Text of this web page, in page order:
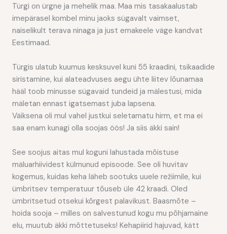
Türgi on ürgne ja mehelik maa. Maa mis tasakaalustab
imepärasel kombel minu jaoks sügavalt vaimset,
naiselikult terava ninaga ja just emakeele väge kandvat
Eestimaad.
Türgis ulatub kuumus kesksuvel kuni 55 kraadini, tsikaadide
siristamine, kui alateadvuses aegu ühte liitev lõunamaa
hääl toob minusse sügavaid tundeid ja mälestusi, mida
mäletan ennast igatsemast juba lapsena.
Väiksena oli mul vahel justkui seletamatu hirm, et ma ei
saa enam kunagi olla soojas öös! Ja siis äkki sain!
See soojus aitas mul koguni lahustada mõistuse
mäluarhiividest külmunud episoode. See oli huvitav
kogemus, kuidas keha läheb sootuks uuele režiimile, kui
ümbritsev temperatuur tõuseb üle 42 kraadi. Oled
ümbritsetud otsekui kõrgest palavikust. Baasmõte –
hoida sooja – milles on salvestunud kogu mu põhjamaine
elu, muutub äkki mõttetuseks! Kehapiirid hajuvad, kätt